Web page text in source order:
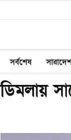
সর্বশেষ
ডিমলায়